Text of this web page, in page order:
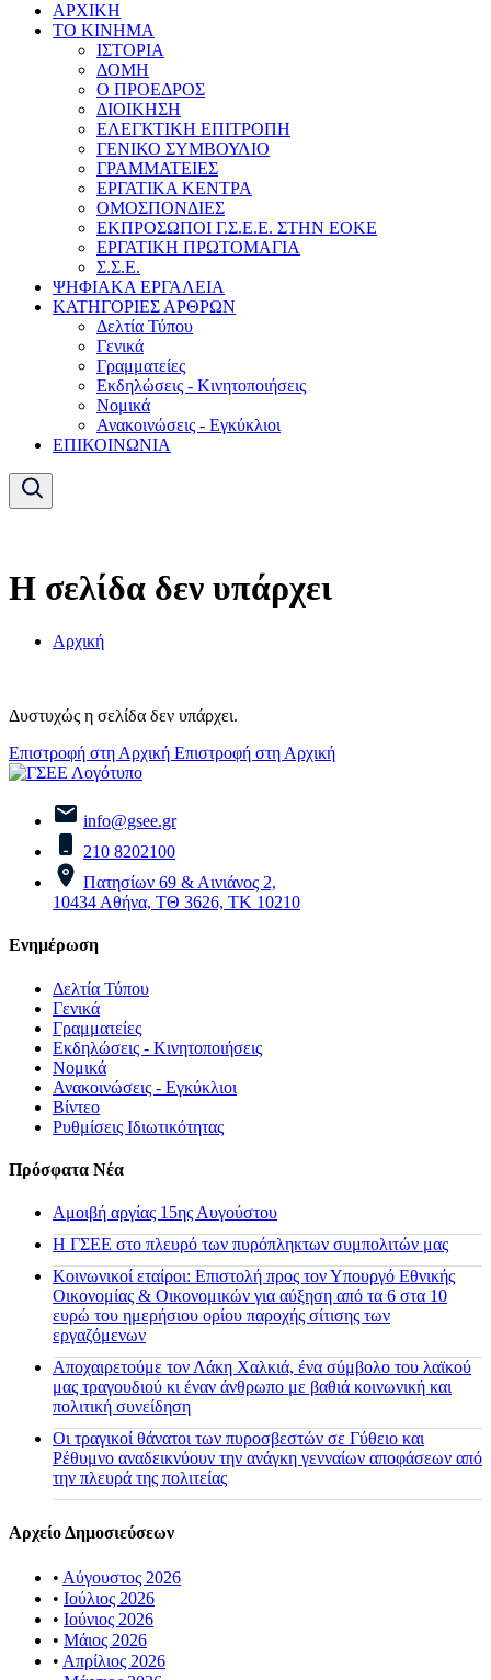
ΑΡΧΙΚΗ
ΤΟ ΚΙΝΗΜΑ
ΙΣΤΟΡΙΑ
ΔΟΜΗ
Ο ΠΡΟΕΔΡΟΣ
ΔΙΟΙΚΗΣΗ
ΕΛΕΓΚΤΙΚΗ ΕΠΙΤΡΟΠΗ
ΓΕΝΙΚΟ ΣΥΜΒΟΥΛΙΟ
ΓΡΑΜΜΑΤΕΙΕΣ
ΕΡΓΑΤΙΚΑ ΚΕΝΤΡΑ
ΟΜΟΣΠΟΝΔΙΕΣ
ΕΚΠΡΟΣΩΠΟΙ Γ.Σ.Ε.Ε. ΣΤΗΝ ΕΟΚΕ
ΕΡΓΑΤΙΚΗ ΠΡΩΤΟΜΑΓΙΑ
Σ.Σ.Ε.
ΨΗΦΙΑΚΑ ΕΡΓΑΛΕΙΑ
ΚΑΤΗΓΟΡΙΕΣ ΑΡΘΡΩΝ
Δελτία Τύπου
Γενικά
Γραμματείες
Εκδηλώσεις - Κινητοποιήσεις
Νομικά
Ανακοινώσεις - Εγκύκλιοι
ΕΠΙΚΟΙΝΩΝΙΑ
Η σελίδα δεν υπάρχει
Αρχική
Δυστυχώς η σελίδα δεν υπάρχει.
Επιστροφή στη Αρχική Επιστροφή στη Αρχική
info@gsee.gr
210 8202100
Πατησίων 69 & Αινιάνος 2,
10434 Αθήνα, ΤΘ 3626, ΤΚ 10210
Ενημέρωση
Δελτία Τύπου
Γενικά
Γραμματείες
Εκδηλώσεις - Κινητοποιήσεις
Νομικά
Ανακοινώσεις - Εγκύκλιοι
Βίντεο
Ρυθμίσεις Ιδιωτικότητας
Πρόσφατα Νέα
Αμοιβή αργίας 15ης Αυγούστου
H ΓΣΕΕ στο πλευρό των πυρόπληκτων συμπολιτών μας
Κοινωνικοί εταίροι: Επιστολή προς τον Υπουργό Εθνικής
Οικονομίας & Οικονομικών για αύξηση από τα 6 στα 10
ευρώ του ημερήσιου ορίου παροχής σίτισης των
εργαζόμενων
Αποχαιρετούμε τον Λάκη Χαλκιά, ένα σύμβολο του λαϊκού
μας τραγουδιού κι έναν άνθρωπο με βαθιά κοινωνική και
πολιτική συνείδηση
Οι τραγικοί θάνατοι των πυροσβεστών σε Γύθειο και
Ρέθυμνο αναδεικνύουν την ανάγκη γενναίων αποφάσεων από
την πλευρά της πολιτείας
Αρχείο Δημοσιεύσεων
• Αύγουστος 2026
• Ιούλιος 2026
• Ιούνιος 2026
• Μάιος 2026
• Απρίλιος 2026